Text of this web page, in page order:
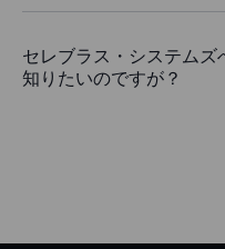
セレブラス・システムズ
知りたいのですが？